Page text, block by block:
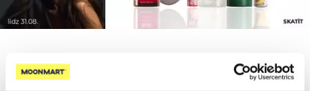
Populārākie kategorijā